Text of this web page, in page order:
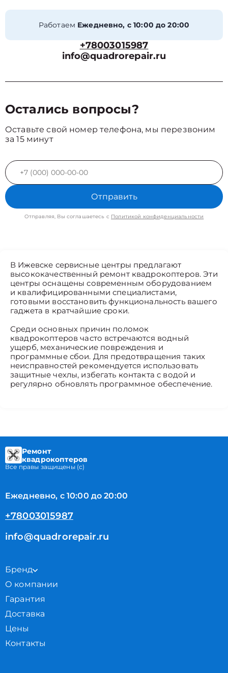
Работаем Ежедневно, с 10:00 до 20:00
+78003015987
info@quadrorepair.ru
Остались вопросы?
Оставьте свой номер телефона, мы перезвоним
за 15 минут
Отправить
Отправляя, Вы соглашаетесь с Политикой конфиденциальности
В Ижевске сервисные центры предлагают
высококачественный ремонт квадрокоптеров. Эти
центры оснащены современным оборудованием
и квалифицированными специалистами,
готовыми восстановить функциональность вашего
гаджета в кратчайшие сроки.
Среди основных причин поломок
квадрокоптеров часто встречаются водный
ущерб, механические повреждения и
программные сбои. Для предотвращения таких
неисправностей рекомендуется использовать
защитные чехлы, избегать контакта с водой и
регулярно обновлять программное обеспечение.
Ремонт
квадрокоптеров
Все правы защищены (с)
Ежедневно, с 10:00 до 20:00
+78003015987
info@quadrorepair.ru
Бренд
О компании
Гарантия
Доставка
Цены
Контакты